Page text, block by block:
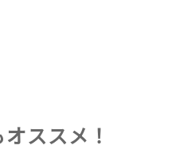
ススメ！